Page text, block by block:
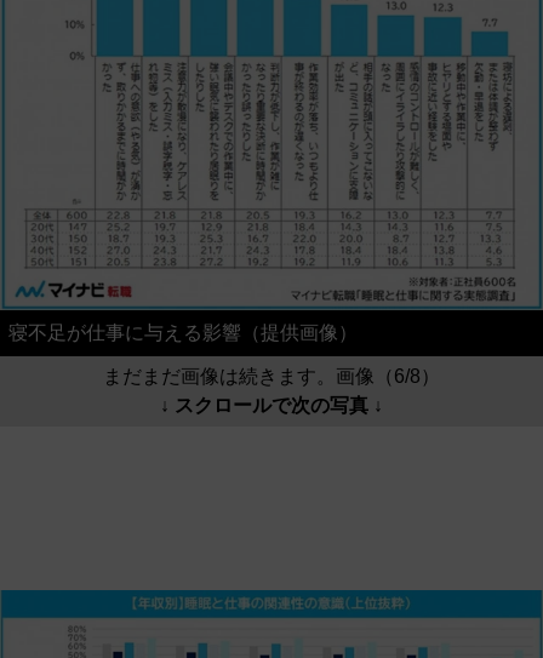
寝不足が仕事に与える影響（提供画像）
まだまだ画像は続きます。画像（6/8）
↓ スクロールで次の写真 ↓